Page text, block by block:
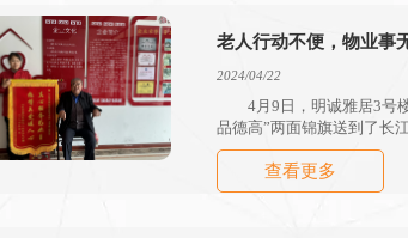
2024/04/22
4月9日，明诚雅居3号楼
品德高”两面锦旗送到了长
张义森、夏保国的感谢之情
查看更多